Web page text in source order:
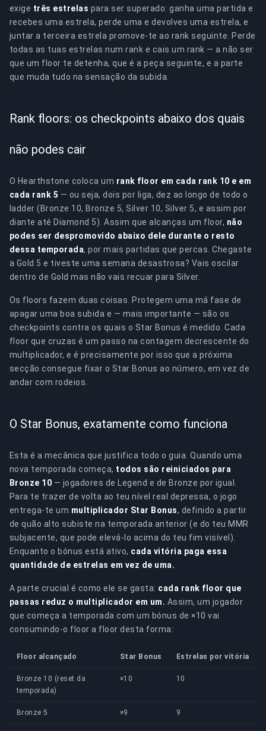
exige três estrelas para ser superado: ganha uma partida e
recebes uma estrela, perde uma e devolves uma estrela, e
juntar a terceira estrela promove-te ao rank seguinte. Perde
todas as tuas estrelas num rank e cais um rank — a não ser
que um floor te detenha, que é a peça seguinte, e a parte
que muda tudo na sensação da subida.
Rank floors: os checkpoints abaixo dos quais
não podes cair
O Hearthstone coloca um rank floor em cada rank 10 e em
cada rank 5 — ou seja, dois por liga, dez ao longo de todo o
ladder (Bronze 10, Bronze 5, Silver 10, Silver 5, e assim por
diante até Diamond 5). Assim que alcanças um floor, não
podes ser despromovido abaixo dele durante o resto
dessa temporada, por mais partidas que percas. Chegaste
a Gold 5 e tiveste uma semana desastrosa? Vais oscilar
dentro de Gold mas não vais recuar para Silver.
Os floors fazem duas coisas. Protegem uma má fase de
apagar uma boa subida e — mais importante — são os
checkpoints contra os quais o Star Bonus é medido. Cada
floor que cruzas é um passo na contagem decrescente do
multiplicador, e é precisamente por isso que a próxima
secção consegue fixar o Star Bonus ao número, em vez de
andar com rodeios.
O Star Bonus, exatamente como funciona
Esta é a mecânica que justifica todo o guia. Quando uma
nova temporada começa, todos são reiniciados para
Bronze 10 — jogadores de Legend e de Bronze por igual.
Para te trazer de volta ao teu nível real depressa, o jogo
entrega-te um multiplicador Star Bonus, definido a partir
de quão alto subiste na temporada anterior (e do teu MMR
subjacente, que pode elevá-lo acima do teu fim visível).
Enquanto o bónus está ativo, cada vitória paga essa
quantidade de estrelas em vez de uma.
A parte crucial é como ele se gasta: cada rank floor que
passas reduz o multiplicador em um. Assim, um jogador
que começa a temporada com um bónus de ×10 vai
consumindo-o floor a floor desta forma:
Floor alcançado Star Bonus Estrelas por vitória
Bronze 10 (reset da
temporada)
×10 10
Bronze 5 ×9 9